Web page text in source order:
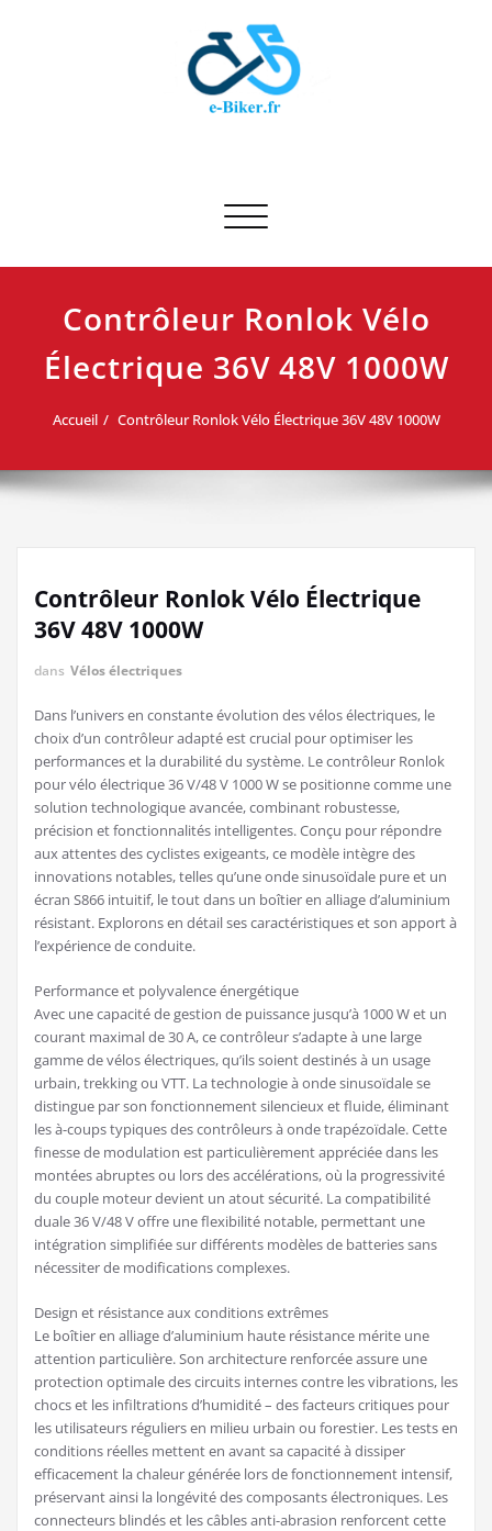
Afficher/masquer la navigation
Contrôleur Ronlok Vélo
Électrique 36V 48V 1000W
Accueil Contrôleur Ronlok Vélo Électrique 36V 48V 1000W
Contrôleur Ronlok Vélo Électrique
36V 48V 1000W
dans Vélos électriques
Dans l’univers en constante évolution des vélos électriques, le
choix d’un contrôleur adapté est crucial pour optimiser les
performances et la durabilité du système. Le contrôleur Ronlok
pour vélo électrique 36 V/48 V 1000 W se positionne comme une
solution technologique avancée, combinant robustesse,
précision et fonctionnalités intelligentes. Conçu pour répondre
aux attentes des cyclistes exigeants, ce modèle intègre des
innovations notables, telles qu’une onde sinusoïdale pure et un
écran S866 intuitif, le tout dans un boîtier en alliage d’aluminium
résistant. Explorons en détail ses caractéristiques et son apport à
l’expérience de conduite.
Performance et polyvalence énergétique
Avec une capacité de gestion de puissance jusqu’à 1000 W et un
courant maximal de 30 A, ce contrôleur s’adapte à une large
gamme de vélos électriques, qu’ils soient destinés à un usage
urbain, trekking ou VTT. La technologie à onde sinusoïdale se
distingue par son fonctionnement silencieux et fluide, éliminant
les à-coups typiques des contrôleurs à onde trapézoïdale. Cette
finesse de modulation est particulièrement appréciée dans les
montées abruptes ou lors des accélérations, où la progressivité
du couple moteur devient un atout sécurité. La compatibilité
duale 36 V/48 V offre une flexibilité notable, permettant une
intégration simplifiée sur différents modèles de batteries sans
nécessiter de modifications complexes.
Design et résistance aux conditions extrêmes
Le boîtier en alliage d’aluminium haute résistance mérite une
attention particulière. Son architecture renforcée assure une
protection optimale des circuits internes contre les vibrations, les
chocs et les infiltrations d’humidité – des facteurs critiques pour
les utilisateurs réguliers en milieu urbain ou forestier. Les tests en
conditions réelles mettent en avant sa capacité à dissiper
efficacement la chaleur générée lors de fonctionnement intensif,
préservant ainsi la longévité des composants électroniques. Les
connecteurs blindés et les câbles anti-abrasion renforcent cette